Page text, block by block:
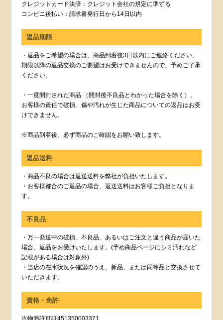
クレジットカード決済：クレジット会社の規定に準ずる
コンビニ後払い：請求書発行日から14日以内
返品期限
・返品をご希望の場合は、商品到着後3日以内にご連絡ください。
期限以降の返品交換のご要望はお受けできませんので、予めご了承
ください。
・一度開封された商品 （開封後不良品とわかった場合を除く）、
お客様の責任で破損、傷や汚れが生じた商品についての返品はお受
けできません。
※商品到着後、必ず商品のご確認をお願い致します。
返品送料
・商品不良の場合は返送送料を弊社が負担いたします。
・お客様都合のご返品の場合、返送送料はお客様ご負担となりま
す。
不良品
・万一発送中の破損、不良品、あるいはご注文と違う商品が届いた
場合、返品をお受けいたします。(予め商品ページにシミ汚れなど
記載がある場合は対象外)
・当店の在庫状況を確認のうえ、新品、または同等品と交換させて
いただきます。
資格・免許